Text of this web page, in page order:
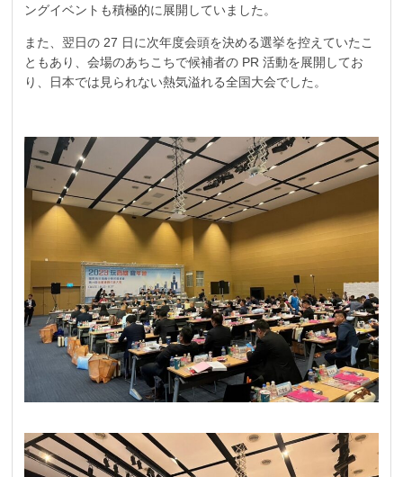
ングイベントも積極的に展開していました。
また、翌日の 27 日に次年度会頭を決める選挙を控えていたこ
ともあり、会場のあちこちで候補者の PR 活動を展開してお
り、日本では見られない熱気溢れる全国大会でした。